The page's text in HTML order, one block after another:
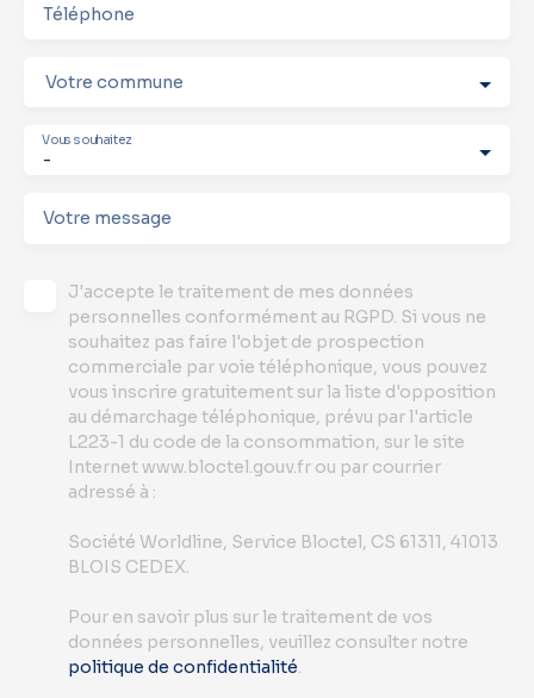
Téléphone
Votre commune
-
Vous souhaitez
Votre message
J'accepte le traitement de mes données
personnelles conformément au RGPD. Si vous ne
souhaitez pas faire l'objet de prospection
commerciale par voie téléphonique, vous pouvez
vous inscrire gratuitement sur la liste d'opposition
au démarchage téléphonique, prévu par l'article
L223-1 du code de la consommation, sur le site
Internet www.bloctel.gouv.fr ou par courrier
adressé à :
Société Worldline, Service Bloctel, CS 61311, 41013
BLOIS CEDEX.
Pour en savoir plus sur le traitement de vos
données personnelles, veuillez consulter notre
politique de confidentialité.